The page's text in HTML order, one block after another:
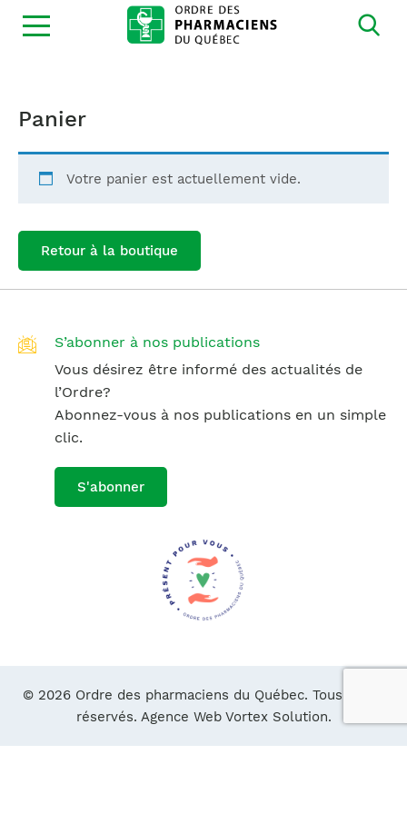
Ouvrir
la
Panier
Votre panier est actuellement vide.
Retour à la boutique
S’abonner à nos publications
Vous désirez être informé des actualités de
l’Ordre?
Abonnez-vous à nos publications en un simple
clic.
S'abonner
© 2026 Ordre des pharmaciens du Québec. Tous droits
réservés. Agence Web Vortex Solution.